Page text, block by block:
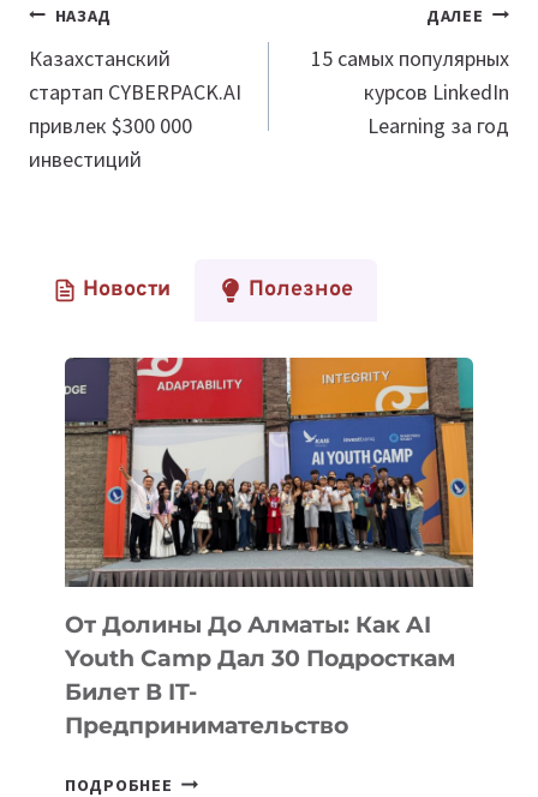
Навигация
по
записям
НАЗАД
Казахстанский
стартап CYBERPACK.AI
привлек $300 000
инвестиций
ДАЛЕЕ
15 самых популярных
курсов LinkedIn
Learning за год
Новости Полезное
От Долины До Алматы: Как AI
Youth Camp Дал 30 Подросткам
Билет В IT-
Предпринимательство
ПОДРОБНЕЕ ОТ